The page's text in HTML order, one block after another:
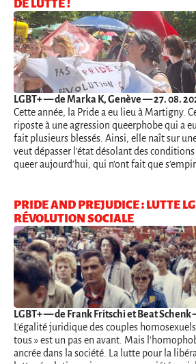
DE LUTTE !
LGBT+— de Marka K, Genève — 27. 08.
Cette année, la Pride a eu lieu à Martigny.
riposte à une agression queerphobe qui a
fait plusieurs blessés. Ainsi, elle naît sur
veut dépasser l’état désolant des
queer aujourd’hui, qui n’ont fait que
PRIDE AND PREJUDICE : LUTTE
RÉVOLUTION SOCIALE
LGBT+— de Frank Fritschi et Beat Schenk
L'égalité juridique des couples
tous » est un pas en avant. Mais
ancrée dans la société. La lutte pour la